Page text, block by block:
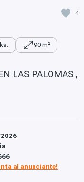
4
90 m²
LAS PALOMAS ,
al anunciante!